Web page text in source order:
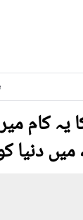
یہ کام
دنیا